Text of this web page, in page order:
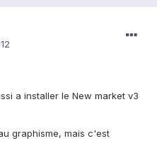
a installer le New market v3
graphisme, mais c'est